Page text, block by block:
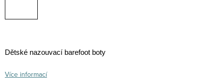
Dětské nazouvací barefoot boty
Více informací